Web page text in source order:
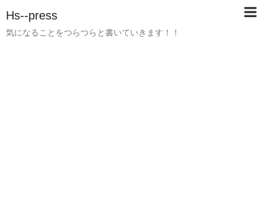
Hs--press
気になることをつらつらと書いていきます！！